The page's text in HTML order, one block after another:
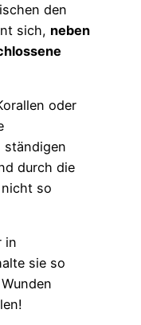
den
sich, neben
oder
ständigen
durch die
so
in
sie so